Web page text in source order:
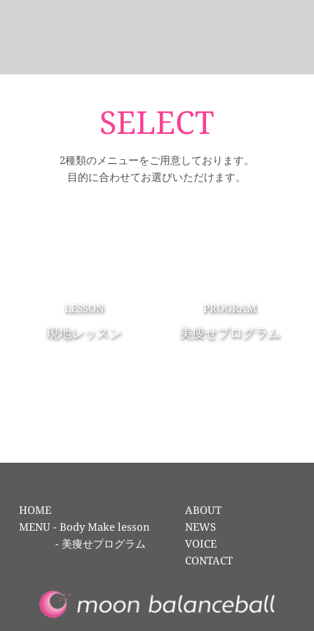
SELECT
2種類のメニューをご用意しております。
目的に合わせてお選びいただけます。
LESSON
現地レッスン
PROGRAM
美痩せプログラム
HOME
MENU - Body Make lesson
            -
美痩せプログラム
ABOUT
NEWS
VOICE
CONTACT